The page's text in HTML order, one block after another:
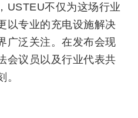
USTEU不仅为这场行业
以专业的充电设施解决
广泛关注。在发布会现
会议员以及行业代表共
。